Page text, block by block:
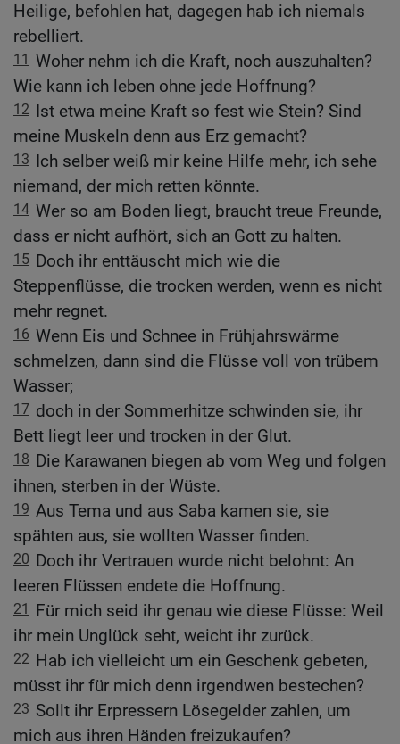
Heilige, befohlen hat, dagegen hab ich niemals
rebelliert.
11 Woher nehm ich die Kraft, noch auszuhalten?
Wie kann ich leben ohne jede Hoffnung?
12 Ist etwa meine Kraft so fest wie Stein? Sind
meine Muskeln denn aus Erz gemacht?
13 Ich selber weiß mir keine Hilfe mehr, ich sehe
niemand, der mich retten könnte.
14 Wer so am Boden liegt, braucht treue Freunde,
dass er nicht aufhört, sich an Gott zu halten.
15 Doch ihr enttäuscht mich wie die
Steppenflüsse, die trocken werden, wenn es nicht
mehr regnet.
16 Wenn Eis und Schnee in Frühjahrswärme
schmelzen, dann sind die Flüsse voll von trübem
Wasser;
17 doch in der Sommerhitze schwinden sie, ihr
Bett liegt leer und trocken in der Glut.
18 Die Karawanen biegen ab vom Weg und folgen
ihnen, sterben in der Wüste.
19 Aus Tema und aus Saba kamen sie, sie
spähten aus, sie wollten Wasser finden.
20 Doch ihr Vertrauen wurde nicht belohnt: An
leeren Flüssen endete die Hoffnung.
21
Für mich seid ihr genau wie diese Flüsse: Weil
ihr mein Unglück seht, weicht ihr zurück.
22 Hab ich vielleicht um ein Geschenk gebeten,
müsst ihr für mich denn irgendwen bestechen?
23 Sollt ihr Erpressern Lösegelder zahlen, um
mich aus ihren Händen freizukaufen?